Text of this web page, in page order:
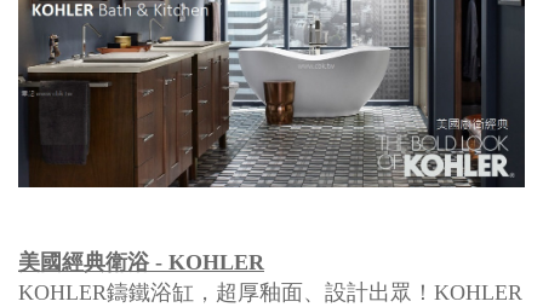
美國經典衛浴 - KOHLER
KOHLER鑄鐵浴缸，超厚釉面、設計出眾！KOHLER